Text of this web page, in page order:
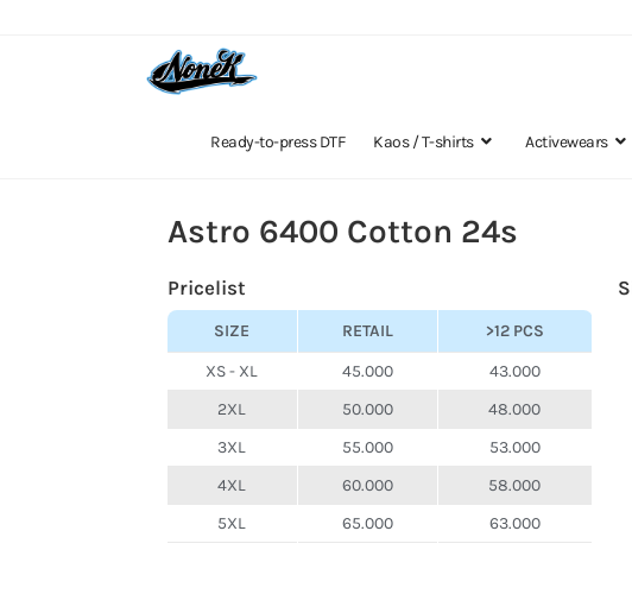
Ready-to-press DTF Kaos / T-shirts Activewears
Astro 6400 Cotton 24s
Pricelist
SIZE RETAIL
>12 PCS
XS - XL
45.000
43.000
2XL
50.000
48.000
3XL
55.000
53.000
4XL
60.000
58.000
5XL
65.000 63.000